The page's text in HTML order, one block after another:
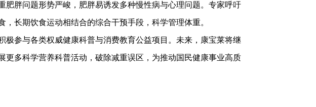
肥胖问题形势严峻，肥胖易诱发多种慢性病与心理问题。专家呼吁
长期饮食运动相结合的综合干预手段，科学管理体重。
参与各类权威健康科普与消费教育公益项目。未来，康宝莱将继
更多科学营养科普活动，破除减重误区，为推动国民健康事业高质